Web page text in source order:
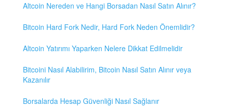
Altcoin Nereden ve Hangi Borsadan Nasıl Satın Alınır?
Bitcoin Hard Fork Nedir, Hard Fork Neden Önemlidir?
Altcoin Yatırımı Yaparken Nelere Dikkat Edilmelidir
Bitcoini Nasıl Alabilirim, Bitcoin Nasıl Satın Alınır veya
Kazanılır
Borsalarda Hesap Güvenliği Nasıl Sağlanır